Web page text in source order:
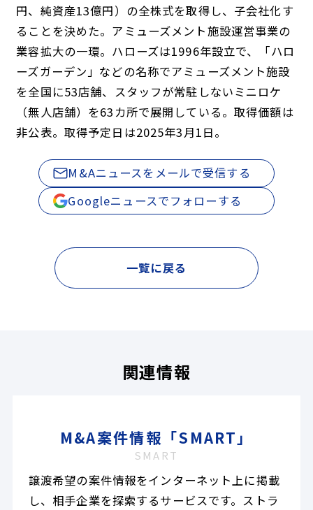
円、純資産13億円）の全株式を取得し、子会社化す
ることを決めた。アミューズメント施設運営事業の
業容拡大の一環。ハローズは1996年設立で、「ハロ
ーズガーデン」などの名称でアミューズメント施設
を全国に53店舗、スタッフが常駐しないミニロケ
（無人店舗）を63カ所で展開している。取得価額は
非公表。取得予定日は2025年3月1日。
M&Aニュースをメールで受信する
Googleニュースでフォローする
一覧に戻る
関連情報
M&A案件情報「SMART」
SMART
譲渡希望の案件情報をインターネット上に掲載
し、相手企業を探索するサービスです。ストラ